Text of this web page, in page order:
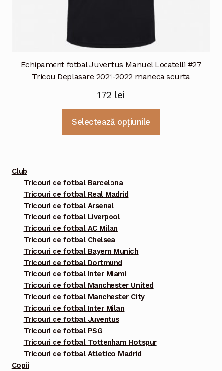
Echipament fotbal Juventus Manuel Locatelli #27
Tricou Deplasare 2021-2022 maneca scurta
172 lei
Selectează opțiunile
Club
Tricouri de fotbal Barcelona
Tricouri de fotbal Real Madrid
Tricouri de fotbal Arsenal
Tricouri de fotbal Liverpool
Tricouri de fotbal AC Milan
Tricouri de fotbal Chelsea
Tricouri de fotbal Bayern Munich
Tricouri de fotbal Dortmund
Tricouri de fotbal Inter Miami
Tricouri de fotbal Manchester United
Tricouri de fotbal Manchester City
Tricouri de fotbal Inter Milan
Tricouri de fotbal Juventus
Tricouri de fotbal PSG
Tricouri de fotbal Tottenham Hotspur
Tricouri de fotbal Atletico Madrid
Copii